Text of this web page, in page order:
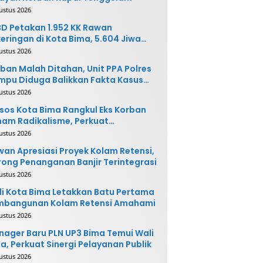
2026
Petakan 1.952 KK Rawan
di Kota Bima, 5.604 Jiwa
Terdampak
2026
Malah Ditahan, Unit PPA Polres
Diduga Balikkan Fakta Kasus
2026
Kota Bima Rangkul Eks Korban
Radikalisme, Perkuat
Sosial
2026
Apresiasi Proyek Kolam Retensi,
Penanganan Banjir Terintegrasi
2026
Kota Bima Letakkan Batu Pertama
Kolam Retensi Amahami
2026
Baru PLN UP3 Bima Temui Wali
Perkuat Sinergi Pelayanan Publik
2026